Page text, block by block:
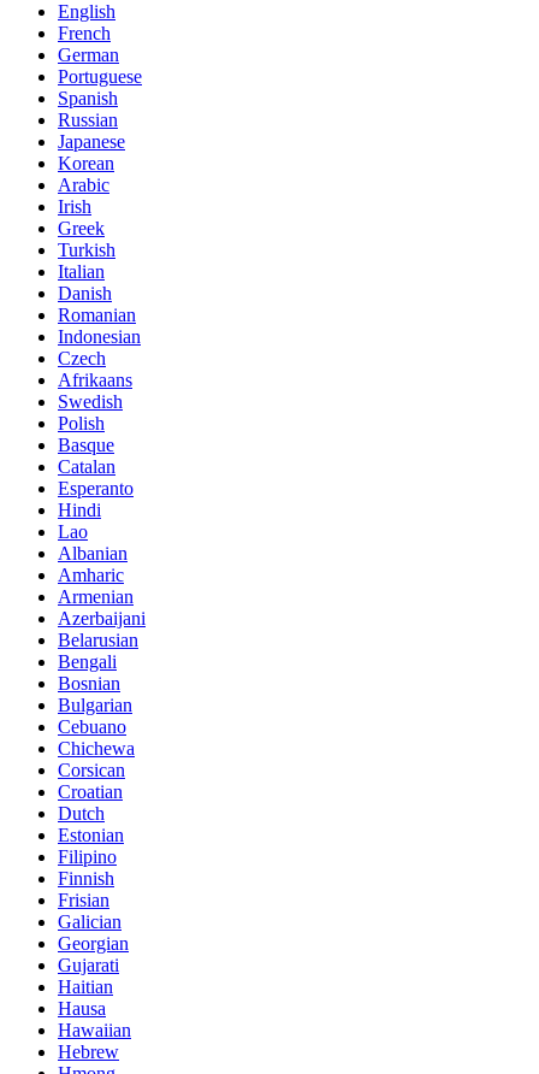
English
French
German
Portuguese
Spanish
Russian
Japanese
Korean
Arabic
Irish
Greek
Turkish
Italian
Danish
Romanian
Indonesian
Czech
Afrikaans
Swedish
Polish
Basque
Catalan
Esperanto
Hindi
Lao
Albanian
Amharic
Armenian
Azerbaijani
Belarusian
Bengali
Bosnian
Bulgarian
Cebuano
Chichewa
Corsican
Croatian
Dutch
Estonian
Filipino
Finnish
Frisian
Galician
Georgian
Gujarati
Haitian
Hausa
Hawaiian
Hebrew